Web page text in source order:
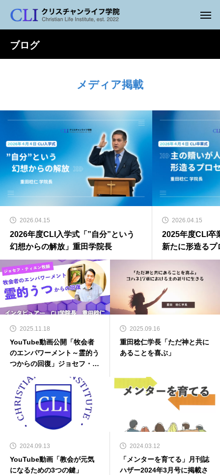
ブログ
メディア掲載
2026.04.15
2026年度CLI入学式「”自分”という
幻想からの解放」重田学院長
2026.04.15
2025年度CLI卒
新たに形造るプ
2025.11.18
YouTube動画公開「牧会者
のエンパワーメント～霊的う
つからの回復」ジョセフ・テ
2025.09.16
重田稔仁学長「ただ神と共に
あることを喜ぶ」
2024.09.13
YouTube動画「教会が元気
になるための3つの鍵」
2024.03.12
「メンターを育てる」月刊誌
ハザー2024年3月号に掲載さ